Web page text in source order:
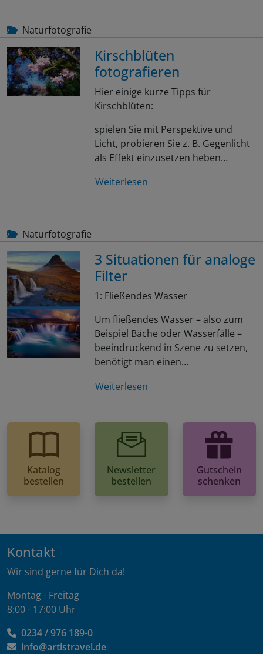
Naturfotografie
Kirschblüten
fotografieren
Hier einige kurze Tipps für
Kirschblüten:
spielen Sie mit Perspektive und
Licht, probieren Sie z. B. Gegenlicht
als Effekt einzusetzen heben…
Weiterlesen
Naturfotografie
3 Situationen für analoge
Filter
1: Fließendes Wasser
Um fließendes Wasser – also zum
Beispiel Bäche oder Wasserfälle –
beeindruckend in Szene zu setzen,
benötigt man einen…
Weiterlesen
Katalog
bestellen
Newsletter
bestellen
Gutschein
schenken
Kontakt
Wir sind gerne für Dich da!
Montag - Freitag
8:00 - 17:00 Uhr
0234 / 976 189-0
info@artistravel.de